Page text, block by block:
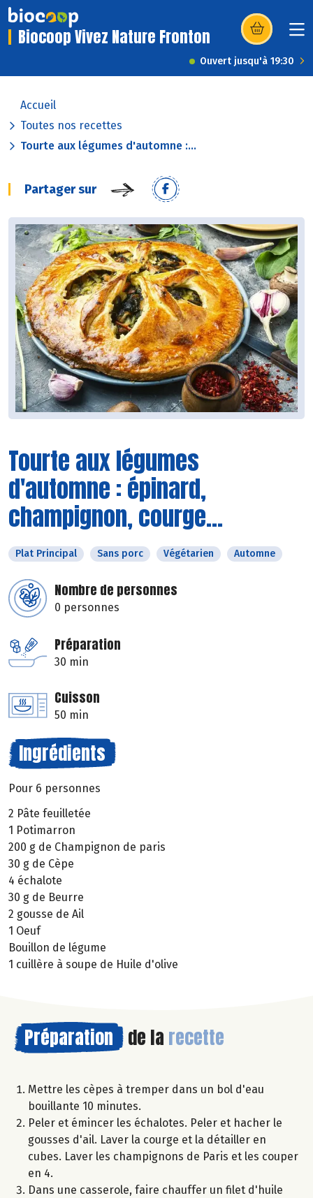
Biocoop Vivez Nature Fronton (s’ouvre dans
Ouvert jusqu'à 19:30
Accueil
Toutes nos recettes
Tourte aux légumes d'automne :...
Partager sur
Tourte aux légumes
d'automne : épinard,
champignon, courge...
Plat Principal Sans porc Végétarien Automne
Nombre de personnes
0 personnes
Préparation
30 min
Cuisson
50 min
Ingrédients
Pour 6 personnes
2 Pâte feuilletée
1 Potimarron
200 g de Champignon de paris
30 g de Cèpe
4 échalote
30 g de Beurre
2 gousse de Ail
1 Oeuf
Bouillon de légume
1 cuillère à soupe de Huile d'olive
Préparation de la recette
Mettre les cèpes à tremper dans un bol d'eau
bouillante 10 minutes.
Peler et émincer les échalotes. Peler et hacher le
gousses d'ail. Laver la courge et la détailler en
cubes. Laver les champignons de Paris et les couper
en 4.
Dans une casserole, faire chauffer un filet d'huile